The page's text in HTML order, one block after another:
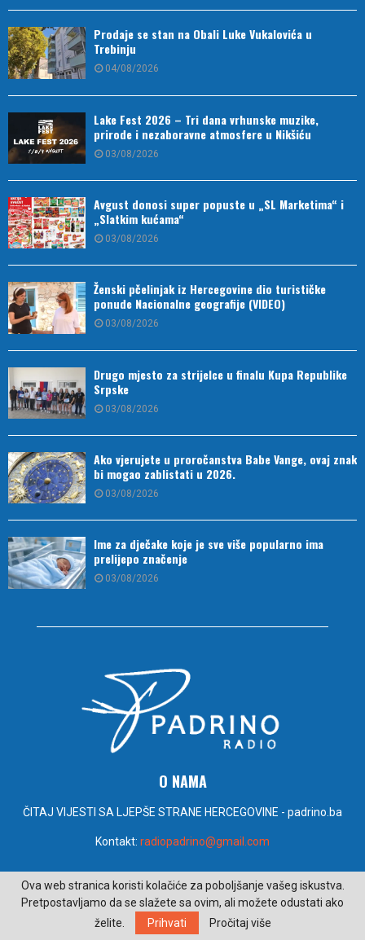
Prodaje se stan na Obali Luke Vukalovića u
Trebinju
04/08/2026
Lake Fest 2026 – Tri dana vrhunske muzike,
prirode i nezaboravne atmosfere u Nikšiću
03/08/2026
Avgust donosi super popuste u „SL Marketima“ i
„Slatkim kućama“
03/08/2026
Ženski pčelinjak iz Hercegovine dio turističke
ponude Nacionalne geografije (VIDEO)
03/08/2026
Drugo mjesto za strijelce u finalu Kupa Republike
Srpske
03/08/2026
Ako vjerujete u proročanstva Babe Vange, ovaj znak
bi mogao zablistati u 2026.
03/08/2026
Ime za dječake koje je sve više popularno ima
prelijepo značenje
03/08/2026
O NAMA
ČITAJ VIJESTI SA LJEPŠE STRANE HERCEGOVINE - padrino.ba
Kontakt: radiopadrino@gmail.com
PRATITE NAS
Ova web stranica koristi kolačiće za poboljšanje vašeg iskustva.
Pretpostavljamo da se slažete sa ovim, ali možete odustati ako
želite.
Prihvati Pročitaj više